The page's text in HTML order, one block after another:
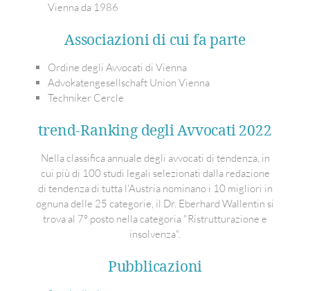
Vienna da 1986
Associazioni di cui fa parte
Ordine degli Avvocati di Vienna
Advokatengesellschaft Union Vienna
Techniker Cercle
trend-Ranking degli Avvocati 2022
Nella classifica annuale degli avvocati di tendenza, in
cui più di 100 studi legali selezionati dalla redazione
di tendenza di tutta l'Austria nominano i 10 migliori in
ognuna delle 25 categorie, il Dr. Eberhard Wallentin si
trova al 7° posto nella categoria "Ristrutturazione e
insolvenza".
Pubblicazioni